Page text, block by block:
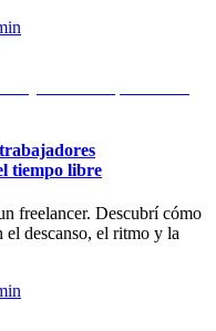
tiempo libre
freelancer. Descubrí cómo
el descanso, el ritmo y la